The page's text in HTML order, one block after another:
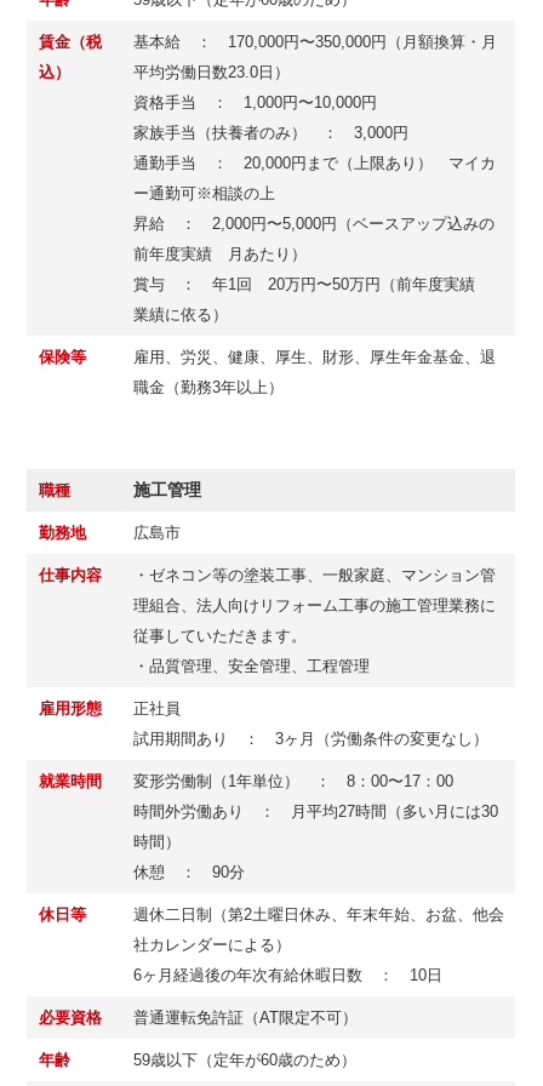
賃金（税
込）
基本給 ： 170,000円〜350,000円（月額換算・月
平均労働日数23.0日）
資格手当 ： 1,000円〜10,000円
家族手当（扶養者のみ） ： 3,000円
通勤手当 ： 20,000円まで（上限あり） マイカ
ー通勤可※相談の上
昇給 ： 2,000円〜5,000円（ベースアップ込みの
前年度実績 月あたり）
賞与 ： 年1回 20万円〜50万円（前年度実績
業績に依る）
保険等
雇用、労災、健康、厚生、財形、厚生年金基金、退
職金（勤務3年以上）
職種 施工管理
勤務地 広島市
仕事内容
・ゼネコン等の塗装工事、一般家庭、マンション管
理組合、法人向けリフォーム工事の施工管理業務に
従事していただきます。
・品質管理、安全管理、工程管理
雇用形態
正社員
試用期間あり ： 3ヶ月（労働条件の変更なし）
就業時間
変形労働制（1年単位） ： 8：00〜17：00
時間外労働あり ： 月平均27時間（多い月には30
時間）
休憩 ： 90分
休日等
週休二日制（第2土曜日休み、年末年始、お盆、他会
社カレンダーによる）
6ヶ月経過後の年次有給休暇日数 ： 10日
必要資格 普通運転免許証（AT限定不可）
年齢 59歳以下（定年が60歳のため）